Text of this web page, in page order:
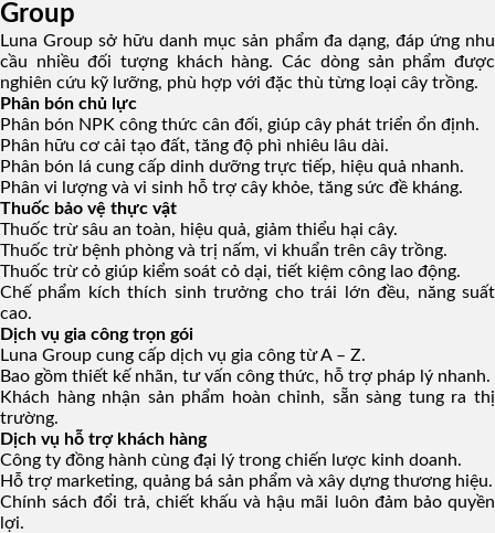
Group
Luna Group sở hữu danh mục sản phẩm đa dạng, đáp ứng nhu
cầu nhiều đối tượng khách hàng. Các dòng sản phẩm được
nghiên cứu kỹ lưỡng, phù hợp với đặc thù từng loại cây trồng.
Phân bón chủ lực
Phân bón NPK công thức cân đối, giúp cây phát triển ổn định.
Phân hữu cơ cải tạo đất, tăng độ phì nhiêu lâu dài.
Phân bón lá cung cấp dinh dưỡng trực tiếp, hiệu quả nhanh.
Phân vi lượng và vi sinh hỗ trợ cây khỏe, tăng sức đề kháng.
Thuốc bảo vệ thực vật
Thuốc trừ sâu an toàn, hiệu quả, giảm thiểu hại cây.
Thuốc trừ bệnh phòng và trị nấm, vi khuẩn trên cây trồng.
Thuốc trừ cỏ giúp kiểm soát cỏ dại, tiết kiệm công lao động.
Chế phẩm kích thích sinh trưởng cho trái lớn đều, năng suất
cao.
Dịch vụ gia công trọn gói
Luna Group cung cấp dịch vụ gia công từ A – Z.
Bao gồm thiết kế nhãn, tư vấn công thức, hỗ trợ pháp lý nhanh.
Khách hàng nhận sản phẩm hoàn chỉnh, sẵn sàng tung ra thị
trường.
Dịch vụ hỗ trợ khách hàng
Công ty đồng hành cùng đại lý trong chiến lược kinh doanh.
Hỗ trợ marketing, quảng bá sản phẩm và xây dựng thương hiệu.
Chính sách đổi trả, chiết khấu và hậu mãi luôn đảm bảo quyền
lợi.